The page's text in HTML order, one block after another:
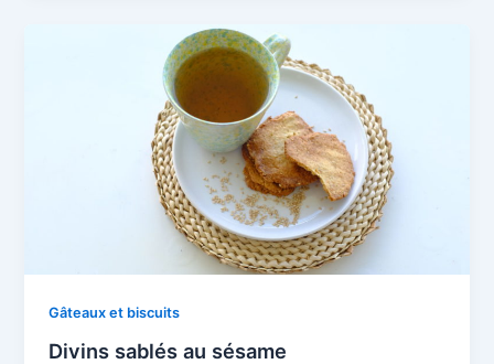
Gâteaux et biscuits
Divins sablés au sésame